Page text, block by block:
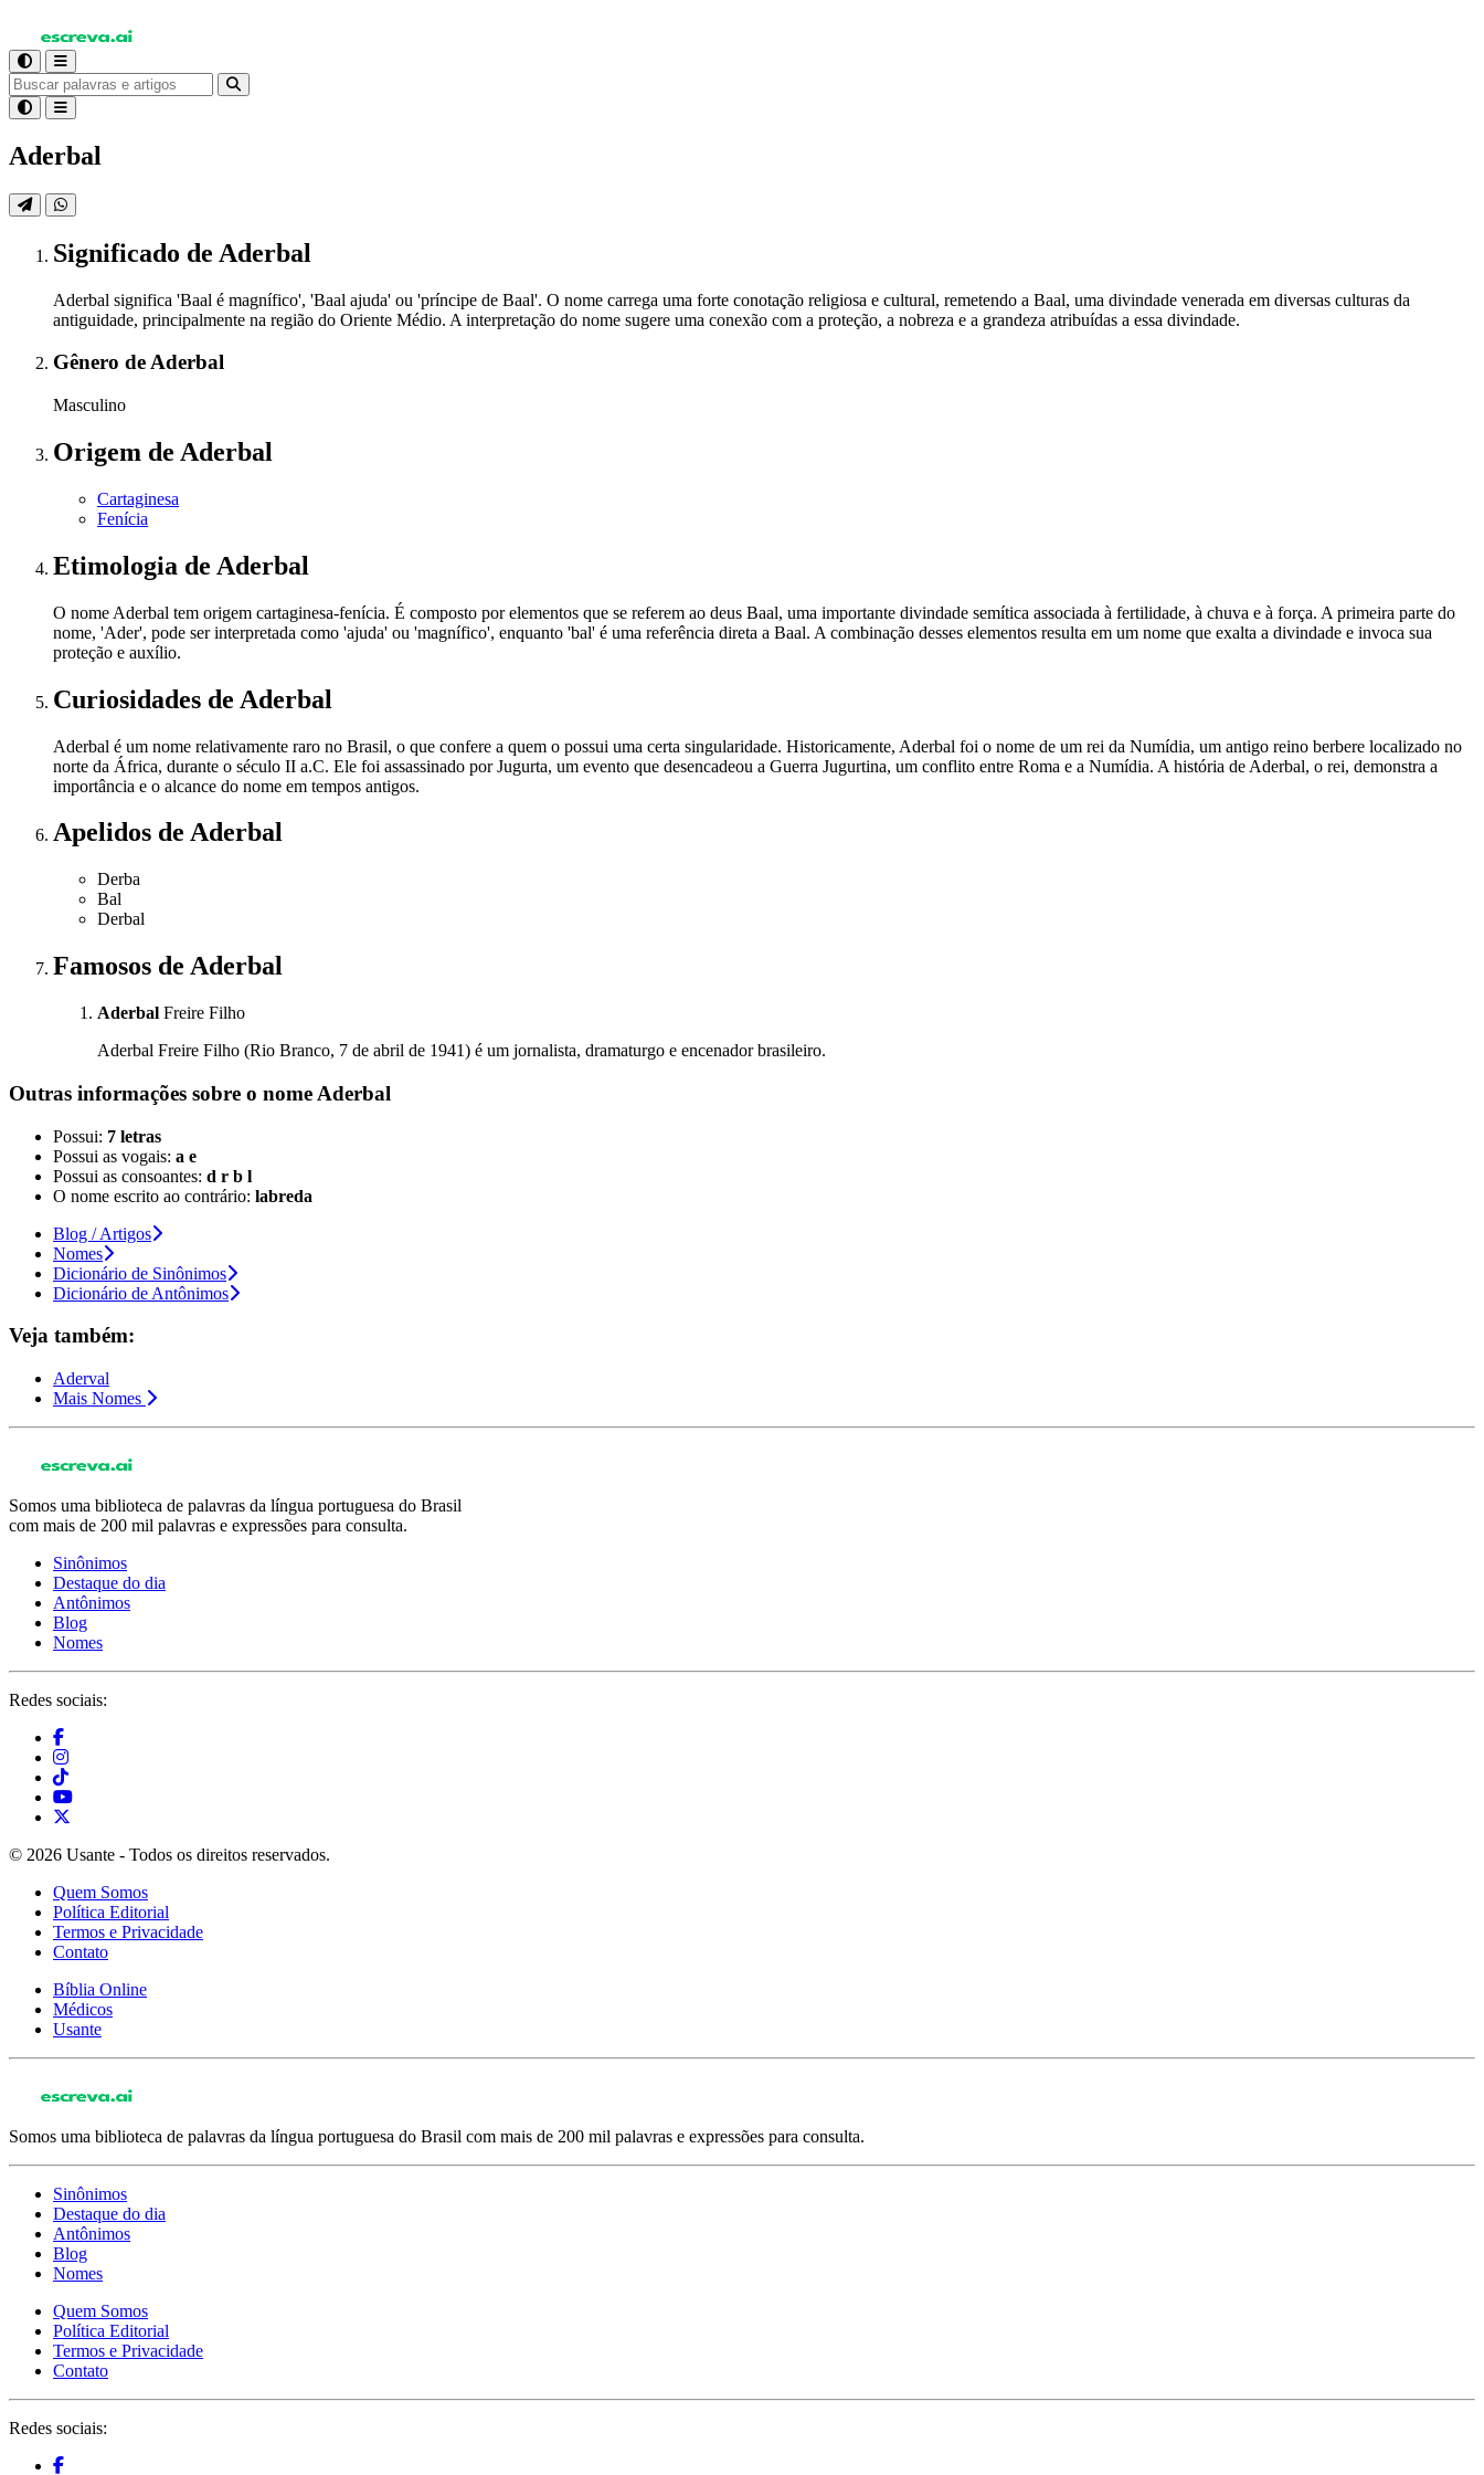
Aderbal
Significado de Aderbal
Aderbal significa 'Baal é magnífico', 'Baal ajuda' ou 'príncipe de Baal'. O nome carrega uma forte conotação religiosa e cultural, remetendo a Baal, uma divindade venerada em diversas culturas da
antiguidade, principalmente na região do Oriente Médio. A interpretação do nome sugere uma conexão com a proteção, a nobreza e a grandeza atribuídas a essa divindade.
Gênero de Aderbal
Masculino
Origem de Aderbal
Cartaginesa
Fenícia
Etimologia de Aderbal
O nome Aderbal tem origem cartaginesa-fenícia. É composto por elementos que se referem ao deus Baal, uma importante divindade semítica associada à fertilidade, à chuva e à força. A primeira parte do
nome, 'Ader', pode ser interpretada como 'ajuda' ou 'magnífico', enquanto 'bal' é uma referência direta a Baal. A combinação desses elementos resulta em um nome que exalta a divindade e invoca sua
proteção e auxílio.
Curiosidades de Aderbal
Aderbal é um nome relativamente raro no Brasil, o que confere a quem o possui uma certa singularidade. Historicamente, Aderbal foi o nome de um rei da Numídia, um antigo reino berbere localizado no
norte da África, durante o século II a.C. Ele foi assassinado por Jugurta, um evento que desencadeou a Guerra Jugurtina, um conflito entre Roma e a Numídia. A história de Aderbal, o rei, demonstra a
importância e o alcance do nome em tempos antigos.
Apelidos de Aderbal
Derba
Bal
Derbal
Famosos de Aderbal
Aderbal Freire Filho
Aderbal Freire Filho (Rio Branco, 7 de abril de 1941) é um jornalista, dramaturgo e encenador brasileiro.
Outras informações sobre o nome Aderbal
Possui: 7 letras
Possui as vogais: a e
Possui as consoantes: d r b l
O nome escrito ao contrário: labreda
Blog / Artigos
Nomes
Dicionário de Sinônimos
Dicionário de Antônimos
Veja também:
Aderval
Mais Nomes
Somos uma biblioteca de palavras da língua portuguesa do Brasil
com mais de 200 mil palavras e expressões para consulta.
Sinônimos
Destaque do dia
Antônimos
Blog
Nomes
Redes sociais:
© 2026 Usante - Todos os direitos reservados.
Quem Somos
Política Editorial
Termos e Privacidade
Contato
Bíblia Online
Médicos
Usante
Somos uma biblioteca de palavras da língua portuguesa do Brasil com mais de 200 mil palavras e expressões para consulta.
Sinônimos
Destaque do dia
Antônimos
Blog
Nomes
Quem Somos
Política Editorial
Termos e Privacidade
Contato
Redes sociais: